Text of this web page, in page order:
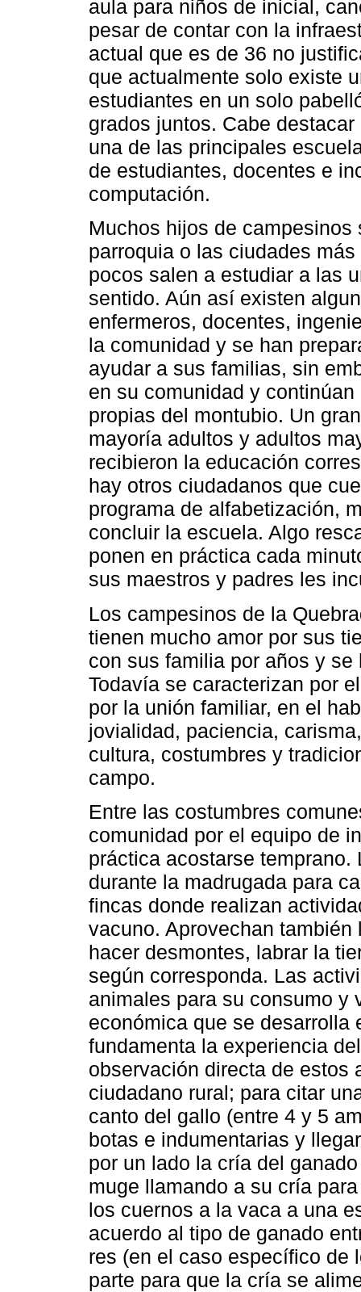
aula para niños de inicial,
pesar de contar con la
actual que es de 36 no
que actualmente solo existe
estudiantes en un solo
grados juntos. Cabe
una de las principales
de estudiantes, docentes e
computación.
Muchos hijos de
parroquia o las ciudades
pocos salen a estudiar a las
sentido. Aún así existen
enfermeros, docentes,
la comunidad y se han
ayudar a sus familias, sin
en su comunidad y
propias del montubio. Un
mayoría adultos y adultos
recibieron la educación
hay otros ciudadanos que
programa de alfabetización,
concluir la escuela. Algo
ponen en práctica cada
sus maestros y padres les
Los campesinos de la
tienen mucho amor por sus
con sus familia por años y
Todavía se caracterizan por
por la unión familiar, en el
jovialidad, paciencia,
cultura, costumbres y
campo.
Entre las costumbres
comunidad por el equipo de
práctica acostarse
durante la madrugada para
fincas donde realizan
vacuno. Aprovechan
hacer desmontes, labrar la
según corresponda. Las
animales para su consumo y
económica que se desarrolla
fundamenta la experiencia
observación directa de estos
ciudadano rural; para citar
canto del gallo (entre 4 y 5
botas e indumentarias y
por un lado la cría del
muge llamando a su cría
los cuernos a la vaca a una
acuerdo al tipo de ganado
res (en el caso específico de
parte para que la cría se